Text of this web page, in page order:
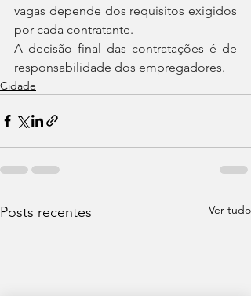
vagas depende dos requisitos exigidos
por cada contratante.
A decisão final das contratações é de
responsabilidade dos empregadores.
Cidade
Posts recentes Ver tudo